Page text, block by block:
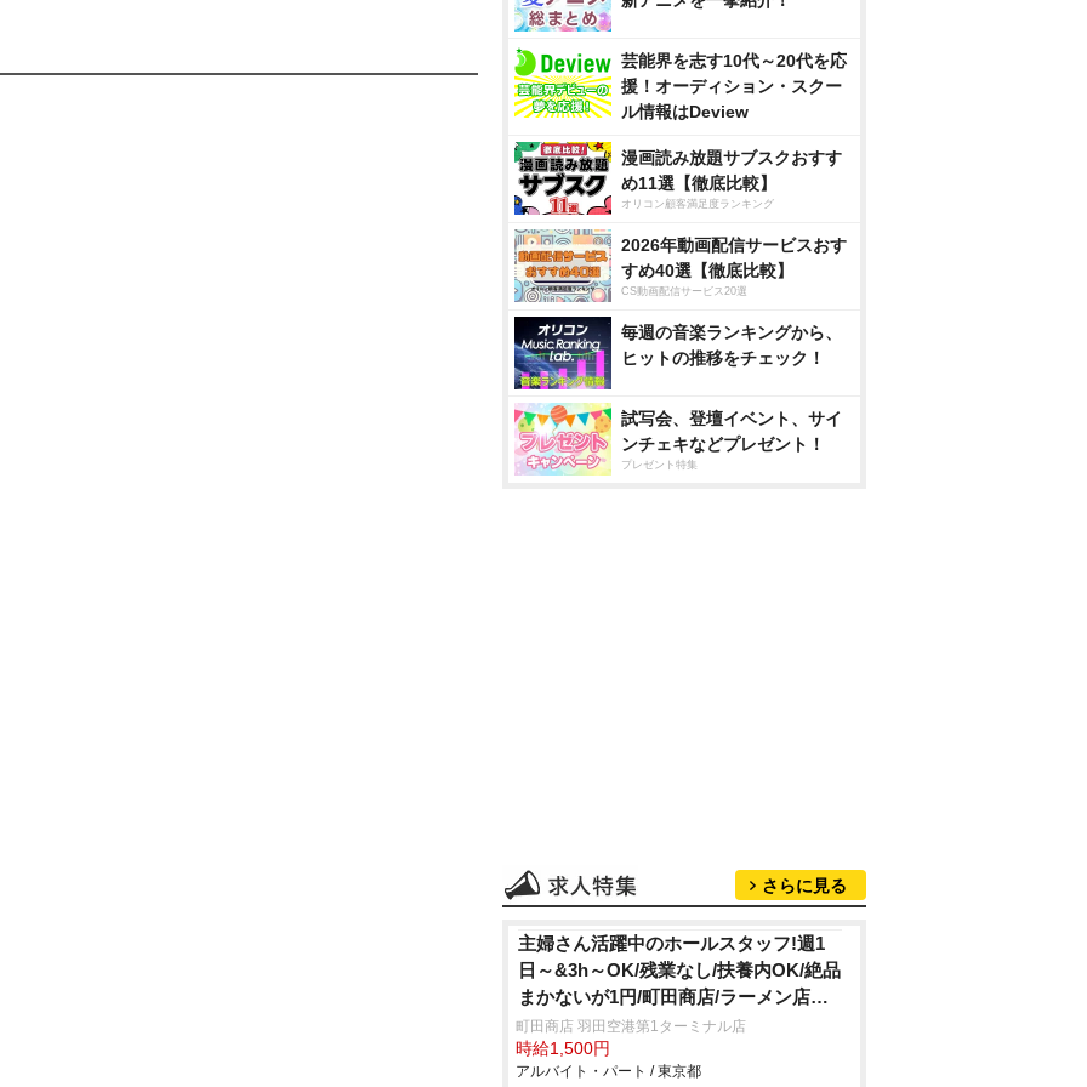
芸能界を志す10代～20代を応
援！オーディション・スクー
ル情報はDeview
漫画読み放題サブスクおすす
め11選【徹底比較】
オリコン顧客満足度ランキング
2026年動画配信サービスおす
すめ40選【徹底比較】
CS動画配信サービス20選
毎週の音楽ランキングから、
ヒットの推移をチェック！
試写会、登壇イベント、サイ
ンチェキなどプレゼント！
プレゼント特集
さらに見る
主婦さん活躍中のホールスタッフ!週1
日～&3h～OK/残業なし/扶養内OK/絶品
まかないが1円/町田商店/ラーメン店の
ランチ帯ホール
町田商店 羽田空港第1ターミナル店
時給1,500円
アルバイト・パート / 東京都